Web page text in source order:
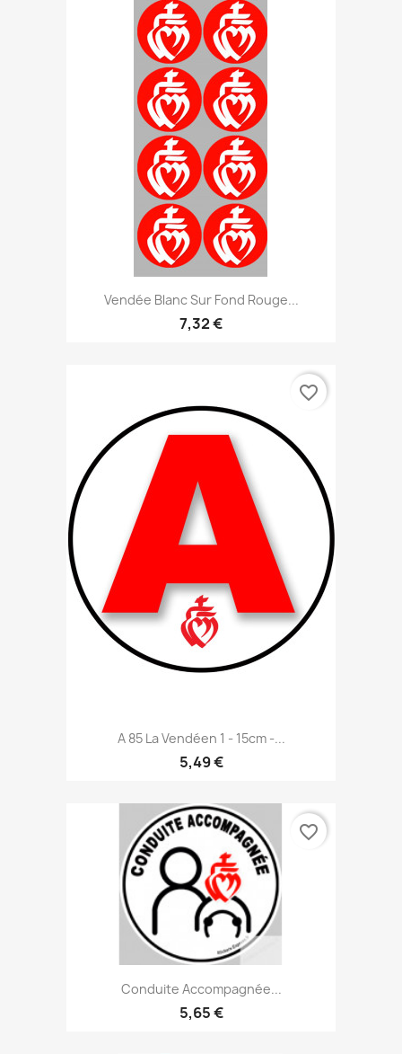
Vendée Blanc Sur Fond Rouge...
7,32 €
A 85 La Vendéen 1 - 15cm -...
5,49 €
favorite_border
Conduite Accompagnée...
5,65 €
favorite_border